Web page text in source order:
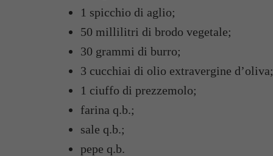
1 spicchio di aglio;
50 millilitri di brodo vegetale;
30 grammi di burro;
3 cucchiai di olio extravergine d’oliva;
1 ciuffo di prezzemolo;
farina q.b.;
sale q.b.;
pepe q.b.